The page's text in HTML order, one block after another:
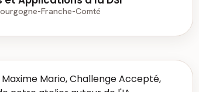
Franche-Comté
Mario, Challenge Accepté,